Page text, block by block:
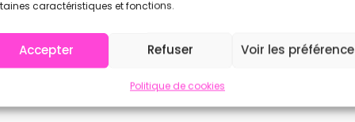
caractéristiques et fonctions.
Accepter Refuser Voir les
Politique de cookies